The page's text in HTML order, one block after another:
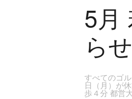
5月
らせ
すべてのゴ
日（月）が
歩４分 都営